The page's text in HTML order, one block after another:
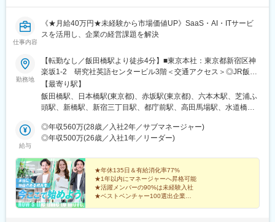
中駅、鳴海駅、苅安賀駅、大垣駅、二十軒駅、四日市駅、津駅、
駅、南方駅(大阪府)、米野駅、西鉄福岡駅、虎ノ門ヒルズ駅、高輪
ゲートウェイ駅、赤羽橋駅、汐留駅、溜池山王駅、浜松町駅、西
桜田門駅、秋葉原駅、二重橋前駅、半蔵門駅、新日本橋駅、水道
橋駅、日比谷駅、青井駅、牛田駅(東京都)、上野広小路駅、蓮沼
駅、平和島駅、銀座駅、馬喰横山駅、宝町駅(東京都)、新中野駅、
大崎広小路駅、吉祥寺駅、池袋駅、赤羽岩淵駅、とうきょうスカ
イツリー駅、住吉駅(東京都)、祐天寺駅、国道駅、平沼橋駅、蒔田
者町駅、桜木町駅、鶴見駅、京急川崎駅、登戸駅、本八幡駅(都営
線)、市川駅、千葉駅、西船橋駅、本川越駅、野江内代駅、海老江
松虫駅、住吉東駅、今川駅(大阪府)、天下茶屋駅、今福鶴見駅、安
立町駅、出戸駅、中崎町駅、谷町四丁目駅、大阪天満宮駅、本町
駅、大阪難波駅、大小路駅、心斎橋駅、高槻市駅、千里中央駅(大
阪モノレール)、鳴滝駅、六地蔵駅(奈良線)、二条城前駅、観月橋
駅、南公園駅、摂津本山駅、湊川駅、神戸三宮駅(阪急・神戸高
根幹である国際ブランドとの交渉カウンターとなり、ブランドル
ールに則った要件やソリューションの対応を進めたり、イシュイ
議・折衝を行うグループとなります。
変更の範囲：会社の定める業務
仕事内容
《★月給40万円★未経験から市場価値UP》SaaS・AI・ITサービ
スを活用し、企業の経営課題を解決
勤務地
【転勤なし／飯田橋駅より徒歩4分】■東京本社：東京都新宿区神
楽坂1-2 研究社英語センタービル3階＜交通アクセス＞◎JR飯田
橋駅 西口より徒歩4分◎東京メトロ飯田橋駅 B3出口より徒歩4分※
担当プロジェクトにより、将来的にリモートワーク（在宅勤務）
も可能です！
【最寄り駅】
飯田橋駅、日本橋駅(東京都)、赤坂駅(東京都)、六本木駅、芝浦ふ
頭駅、新橋駅、新宿三丁目駅、都庁前駅、高田馬場駅、水道橋
青海駅(東京都)、豊洲駅、有明駅(東京都)、亀戸駅、木場駅(東京
都)、天王洲アイル駅、立会川駅、大崎広小路駅、自由が丘駅、蒲
駅、明治神宮前駅、原宿駅、恵比寿駅、中野駅(東京都)、荻窪駅、
池袋駅、向原駅(東京都)、都電雑司ケ谷駅、赤羽駅、南千住駅、東
武練馬駅、光が丘駅、北千住駅、亀有駅、西葛西駅、吉祥寺駅、
井の頭公園駅、三鷹駅、府中競馬正門前駅、調布駅、町田駅、南
町田グランベリーパーク駅、豊田駅、国分寺駅、立川北駅、高松
給与
◎年収560万(28歳／入社2年／サブマネージャー)
◎年収500万(26歳／入社1年／リーダー)
★年休135日＆有給消化率77%
★1年以内にマネージャーへ昇格可能
★活躍メンバーの90%は未経験入社
★ベストベンチャー100選出企業